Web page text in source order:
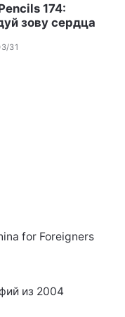
174:
зову сердца
31
for Foreigners
из 2004